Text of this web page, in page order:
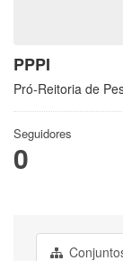
PPPI
Pró-Reitoria de
Seguidores
0